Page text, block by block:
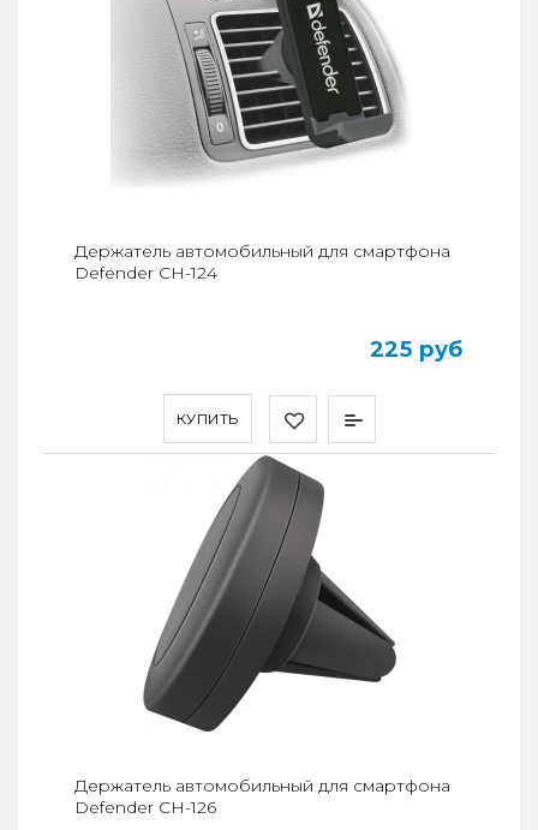
КУПИТЬ
Держатель автомобильный для смартфона
Defender CH-124
225 руб
Держатель автомобильный для смартфона
Defender CH-126